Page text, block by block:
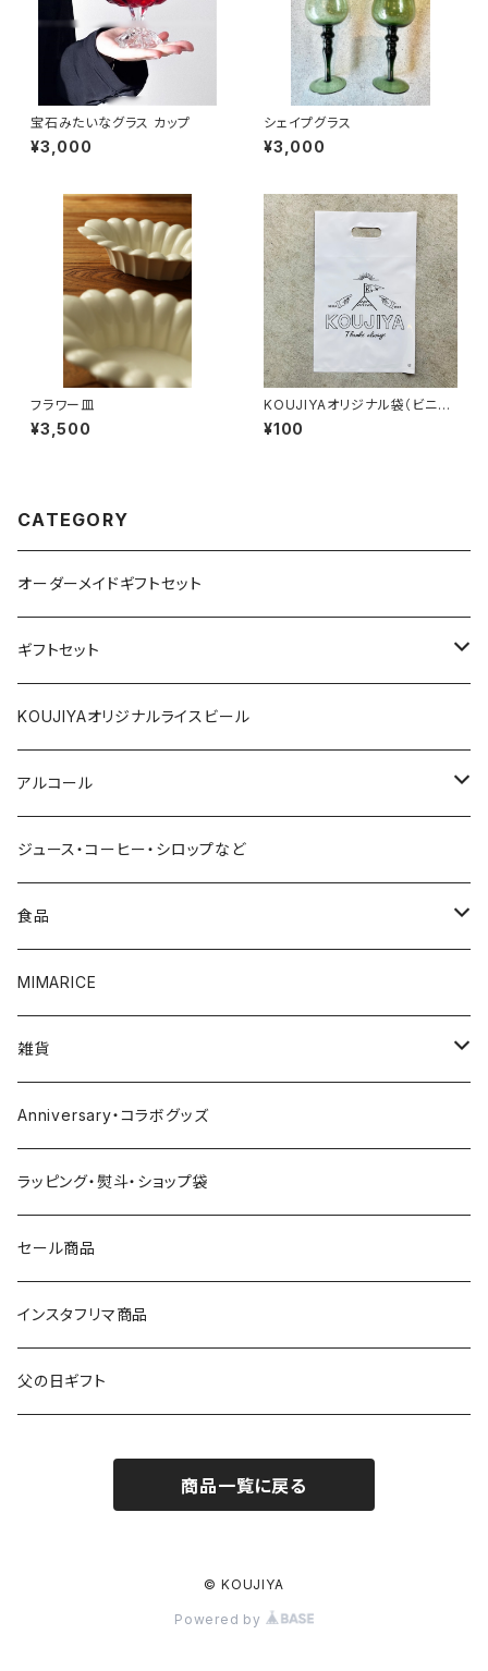
宝石みたいなグラス カップ
¥3,000
シェイプグラス
¥3,000
フラワー皿
¥3,500
KOUJIYAオリジナル袋（ビニー
ル）
¥100
CATEGORY
オーダーメイドギフトセット
ギフトセット
1000円～
2000円～
3000円～
4000円～
5000円～
6000円～
7000円～
8000円～
9000円～
10000円～
20000円～
KOUJIYAオリジナルライスビール
アルコール
赤ワイン
白ワイン
スパークリング
ビール
焼酎
ウイスキー
日本酒
その他
ジュース・コーヒー・シロップなど
食品
調味料
CURRYCURRY
お菓子
その他
おつまみ
MIMARICE
雑貨
お皿
グラス
食器
マグカップ
オリジナルバッグ
Anniversary・コラボグッズ
ラッピング・熨斗・ショップ袋
セール商品
インスタフリマ商品
父の日ギフト
商品一覧に戻る
© KOUJIYA
Powered by